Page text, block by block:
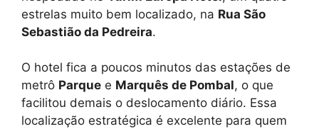
estrelas muito bem localizado, na Rua São
Sebastião da Pedreira.
O hotel fica a poucos minutos das estações de
metrô Parque e Marquês de Pombal, o que
facilitou demais o deslocamento diário. Essa
localização estratégica é excelente para quem